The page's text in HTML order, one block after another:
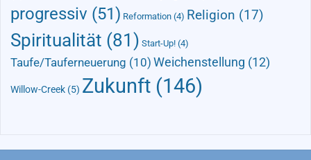
progressiv (51) Reformation (4) Religion (17)
Spiritualität (81) Start-Up! (4)
Taufe/Tauferneuerung (10) Weichenstellung (12)
Willow-Creek (5) Zukunft (146)